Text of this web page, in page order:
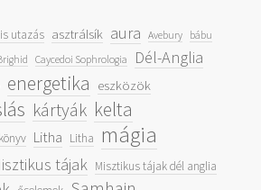
utazás asztrálsík aura Avebury bábu
Caycedoi Sophrologia Dél-Anglia
energetika eszközök
kártyák kelta
könyv Litha Litha mágia
tájak Misztikus tájak dél anglia